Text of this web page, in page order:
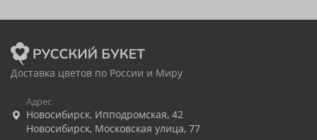
Доставка цветов по России и Миру
Адрес
Новосибирск, Ипподромская, 42
Новосибирск, Московская улица, 77